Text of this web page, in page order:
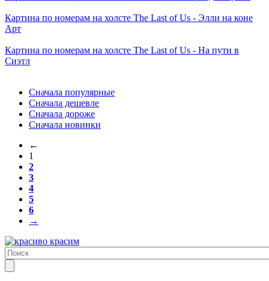
Картина по номерам на холсте The Last of Us - Элли на коне
Арт
Картина по номерам на холсте The Last of Us - На пути в
Сиэтл
Сначала популярные
Сначала дешевле
Сначала дороже
Сначала новинки
←
1
2
3
4
5
6
→